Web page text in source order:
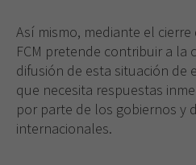
Así mismo, mediante el
FCM pretende contribuir a la
difusión de esta situación de
que necesita respuestas
por parte de los gobiernos y
internacionales.